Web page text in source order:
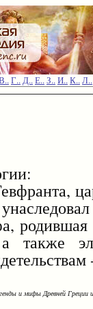
Г..Д..Е..З..И..К..Л..
также
и мифы Древней